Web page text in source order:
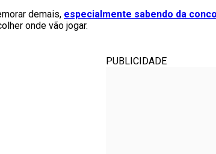
demais, especialmente sabendo da
onde vão jogar.
PUBLICIDADE